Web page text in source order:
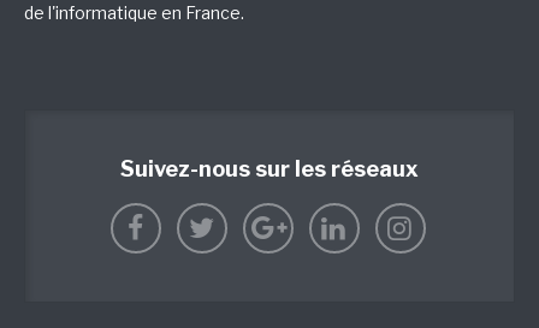
de l'informatique en France.
Suivez-nous sur les réseaux